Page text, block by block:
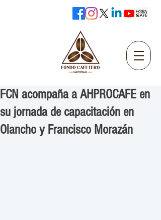
FCN acompaña a AHPROCAFE en
su jornada de capacitación en
Olancho y Francisco Morazán